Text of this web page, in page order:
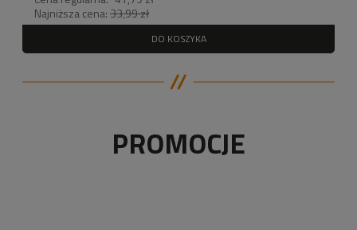
Najniższa cena:33,99 zł
DO KOSZYKA
PROMOCJE